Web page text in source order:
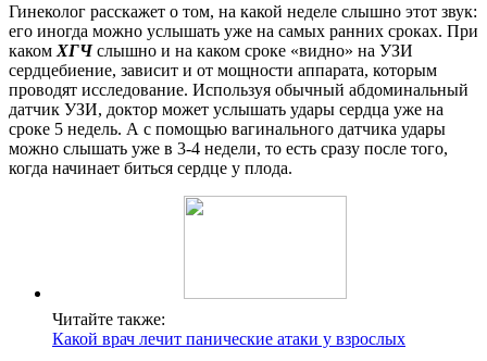
Гинеколог расскажет о том, на какой неделе слышно этот звук:
его иногда можно услышать уже на самых ранних сроках. При
каком ХГЧслышно и на каком сроке «видно» на УЗИ
сердцебиение, зависит и от мощности аппарата, которым
проводят исследование. Используя обычный абдоминальный
датчик УЗИ, доктор может услышать удары сердца уже на
сроке 5 недель. А с помощью вагинального датчика удары
можно слышать уже в 3-4 недели, то есть сразу после того,
когда начинает биться сердце у плода.
Читайте также:
Какой врач лечит панические атаки у взрослых